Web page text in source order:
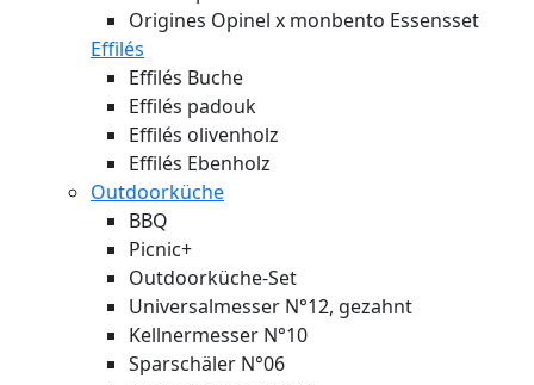
Origines Opinel x monbento Essensset
Effilés
Effilés Buche
Effilés padouk
Effilés olivenholz
Effilés Ebenholz
Outdoorküche
BBQ
Picnic+
Outdoorküche-Set
Universalmesser N°12, gezahnt
Kellnermesser N°10
Sparschäler N°06